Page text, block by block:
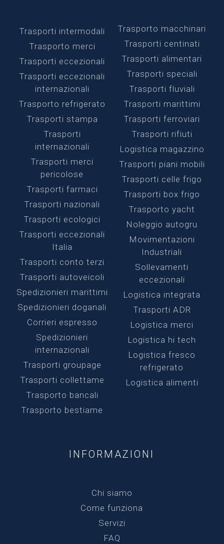
Trasporti intermodali
Trasporto merci
Trasporti eccezionali
Trasporti eccezionali
internazionali
Trasporto refrigerato
Trasporti stampa
Trasporti
internazionali
Trasporti merci
pericolose
Trasporti farmaci
Trasporti nazionali
Trasporti ecologici
Trasporti eccezionali
Italia
Trasporti conto terzi
Trasporti autoveicoli
Spedizionieri marittimi
Spedizionieri doganali
Corrieri espresso
Spedizionieri
internazionali
Trasporti groupage
Trasporti collettame
Trasporto bancali
Trasporto bestiame
Trasporto macchinari
Trasporti centinati
Trasporti alimentari
Trasporti speciali
Trasporti fluviali
Trasporti marittimi
Trasporti ferroviari
Trasporti rifiuti
Logistica magazzino
Trasporti piani mobili
Trasporti celle frigo
Trasporti box frigo
Trasporto yacht
Noleggio autogru
Movimentazioni
Industriali
Sollevamenti
eccezionali
Logistica integrata
Trasporti ADR
Logistica merci
Logistica hi tech
Logistica fresco
refrigerato
Logistica alimenti
INFORMAZIONI
Chi siamo
Come funziona
Servizi
FAQ